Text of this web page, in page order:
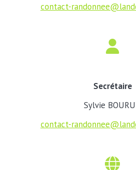
contact-
Secrétaire
Sylvie
contact-